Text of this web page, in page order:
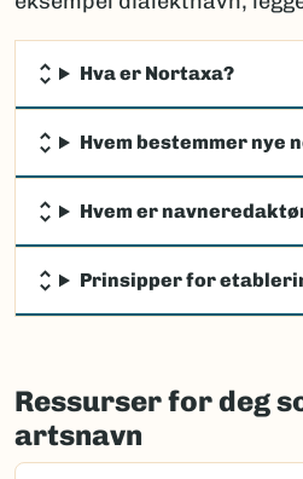
Hva er Nortaxa?
Hvem bestemmer nye
Hvem er
Prinsipper for
Ressurser for deg
artsnavn